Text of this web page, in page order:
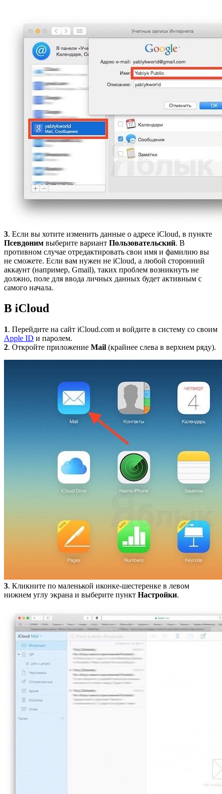
3. Если вы хотите изменить данные о адресе iCloud, в пункте
Псевдоним выберите вариант Пользовательский. В
противном случае отредактировать свои имя и фамилию вы
не сможете. Если вам нужен не iCloud, а любой сторонний
аккаунт (например, Gmail), таких проблем возникнуть не
должно, поле для ввода личных данных будет активным с
самого начала.
В iCloud
1. Перейдите на сайт iCloud.com и войдите в систему со своим
Apple ID и паролем.
2. Откройте приложение Mail (крайнее слева в верхнем ряду).
3. Кликните по маленькой иконке-шестеренке в левом
нижнем углу экрана и выберите пункт Настройки.